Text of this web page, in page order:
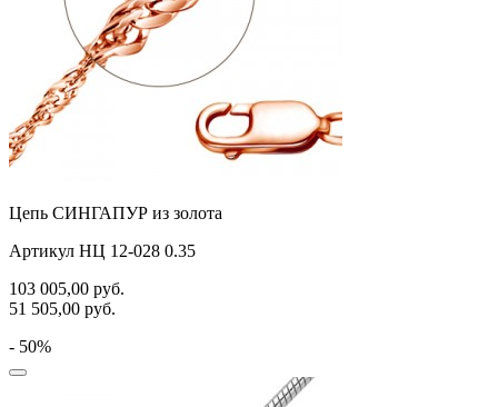
Цепь СИНГАПУР из золота
Артикул НЦ 12-028 0.35
103 005,00 руб.
51 505,00 руб.
- 50%